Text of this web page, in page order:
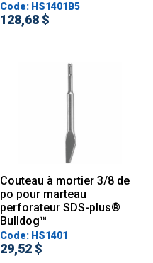
Code: HS1401B5
128,68 $
Couteau à mortier 3/8 de
po pour marteau
perforateur SDS-plus®
Bulldog™
Code: HS1401
29,52 $